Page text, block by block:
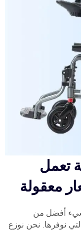
تعمل
معقولة
شيء أفضل من
نوفرها. نحن نوزع